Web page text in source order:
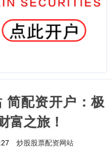
简配资开户：极
富之旅！
炒股股票配资网站